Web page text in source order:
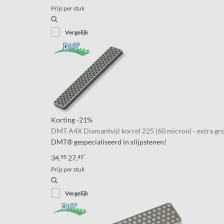
Prijs per stuk
Vergelijk
Korting-21%
DMT A4X Diamantvijl korrel 225 (60 micron) - extra
DMT® gespecialiseerd in slijpstenen!
34,95 27,45*
Prijs per stuk
Vergelijk